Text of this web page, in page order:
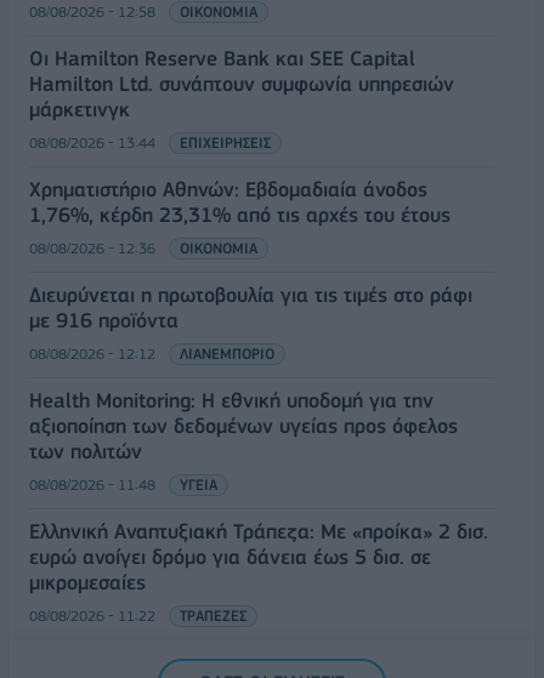
08/08/2026 - 12:58 ΟΙΚΟΝΟΜΙΑ
Οι Hamilton Reserve Bank και SEE Capital
Hamilton Ltd. συνάπτουν συμφωνία υπηρεσιών
μάρκετινγκ
08/08/2026 - 13:44 ΕΠΙΧΕΙΡΗΣΕΙΣ
Χρηματιστήριο Αθηνών: Εβδομαδιαία άνοδος
1,76%, κέρδη 23,31% από τις αρχές του έτους
08/08/2026 - 12:36 ΟΙΚΟΝΟΜΙΑ
Διευρύνεται η πρωτοβουλία για τις τιμές στο ράφι
με 916 προϊόντα
08/08/2026 - 12:12 ΛΙΑΝΕΜΠΟΡΙΟ
Health Monitoring: Η εθνική υποδομή για την
αξιοποίηση των δεδομένων υγείας προς όφελος
των πολιτών
08/08/2026 - 11:48 ΥΓΕΙΑ
Ελληνική Αναπτυξιακή Τράπεζα: Με «προίκα» 2 δισ.
ευρώ ανοίγει δρόμο για δάνεια έως 5 δισ. σε
μικρομεσαίες
08/08/2026 - 11:22 ΤΡΑΠΕΖΕΣ
5G παντού, 6G στον ορίζοντα: Πού βρίσκεται η